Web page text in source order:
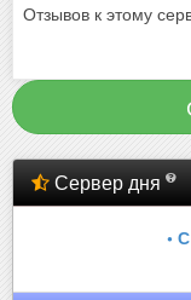
Отзывов к этому
Сервер дня
•